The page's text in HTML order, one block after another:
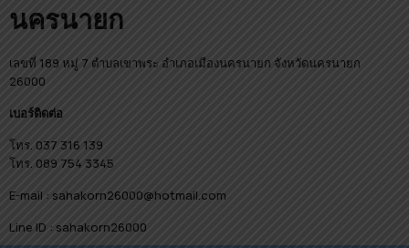
นครนายก
เลขที่ 189 หมู่ 7 ตำบลเขาพระ อำเภอเมืองนครนายก จังหวัดนครนายก
26000
เบอร์ติดต่อ
โทร. 037 316 139
โทร. 089 754 3345
E-mail : sahakorn26000@hotmail.com
Line ID : sahakorn26000